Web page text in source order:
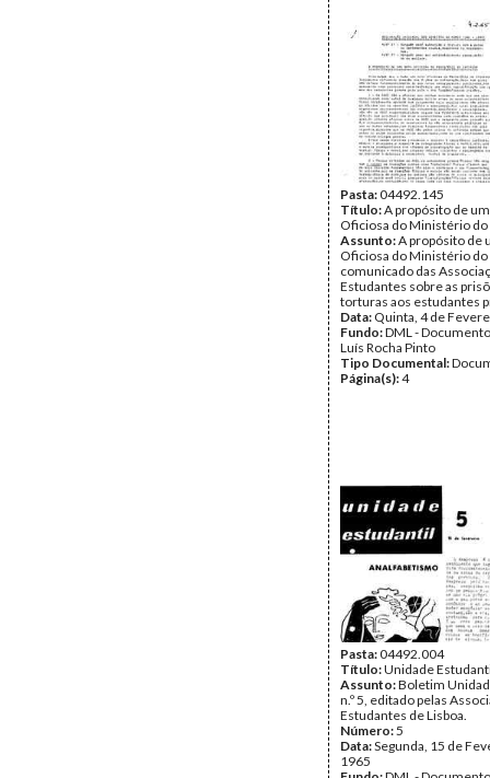
Pasta:04492.145
Título:A propósito de
Oficiosa do Ministério
Assunto:A propósito de
Oficiosa do Ministério
comunicado das
Estudantes sobre as
torturas aos estudantes
Data: Quinta, 4 de
Fundo:DML -
Luís Rocha Pinto
Tipo Documental:
Página(s):4
Pasta:04492.004
Título:Unidade
Assunto:Boletim
n.º 5, editado pelas
Estudantes de Lisboa.
Número:5
Data:Segunda, 15 de
1965